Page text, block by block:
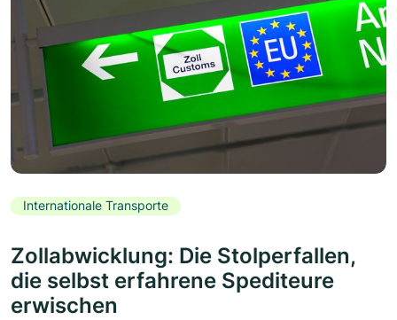
Internationale Transporte
Zollabwicklung: Die Stolperfallen,
die selbst erfahrene Spediteure
erwischen